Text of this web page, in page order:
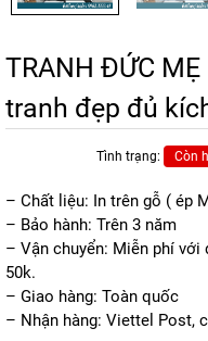
TRANH ĐỨC
tranh đẹp đủ
Tình trạng: Còn
– Chất liệu: In trên gỗ ( ép
– Bảo hành: Trên 3 năm
– Vận chuyển: Miễn phí
50k.
– Giao hàng: Toàn quốc
– Nhận hàng: Viettel Post,